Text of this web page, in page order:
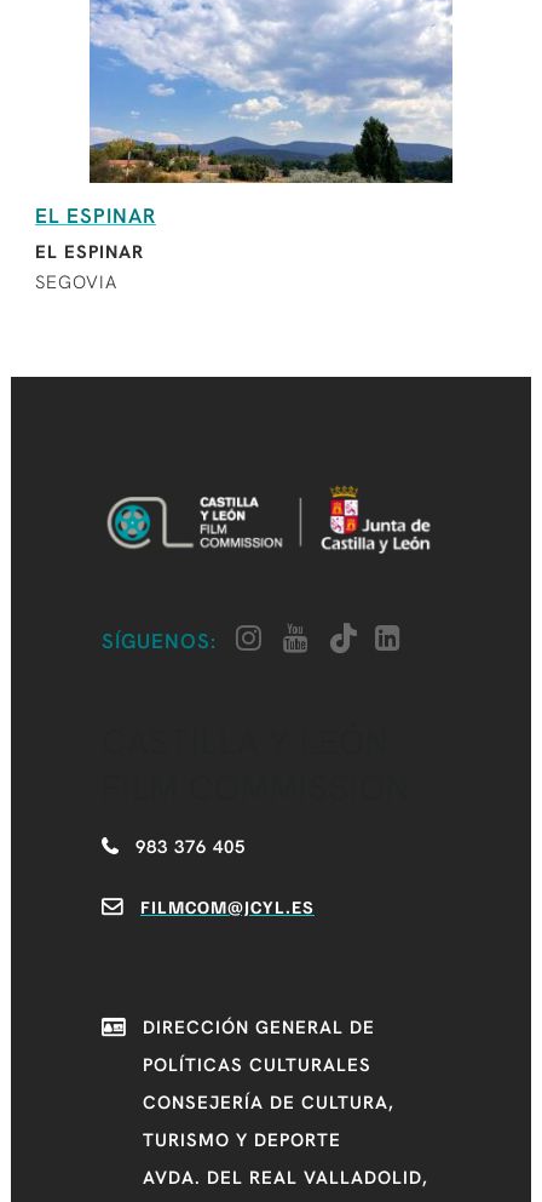
EL ESPINAR
EL ESPINAR
SEGOVIA
SÍGUENOS:
983 376 405
FILMCOM@JCYL.ES
DIRECCIÓN GENERAL DE
POLÍTICAS CULTURALES
CONSEJERÍA DE CULTURA,
TURISMO Y DEPORTE
AVDA. DEL REAL VALLADOLID,